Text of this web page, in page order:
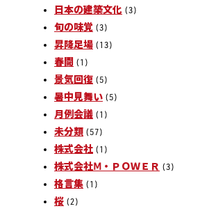
日本の建築文化 (3)
旬の味覚 (3)
昇降足場 (13)
春闘 (1)
景気回復 (5)
暑中見舞い (5)
月例会議 (1)
未分類 (57)
株式会社 (1)
株式会社Ⅿ・ＰＯＷＥＲ (3)
格言集 (1)
桜 (2)